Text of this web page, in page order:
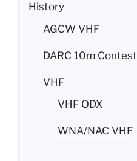
History
AGCW VHF
DARC 10m Contest
VHF
VHF ODX
WNA/NAC VHF